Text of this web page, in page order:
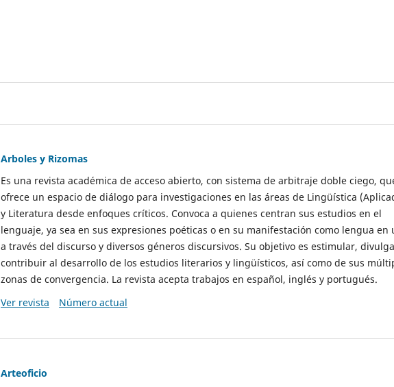
Arboles y Rizomas
Es una revista académica de acceso abierto, con sistema de arbitraje doble ciego,
ofrece un espacio de diálogo para investigaciones en las áreas de Lingüística
y Literatura desde enfoques críticos. Convoca a quienes centran sus estudios en el
lenguaje, ya sea en sus expresiones poéticas o en su manifestación como lengua en
a través del discurso y diversos géneros discursivos. Su objetivo es estimular,
contribuir al desarrollo de los estudios literarios y lingüísticos, así como de sus
zonas de convergencia. La revista acepta trabajos en español, inglés y portugués.
Ver revista
Número actual
Arteoficio